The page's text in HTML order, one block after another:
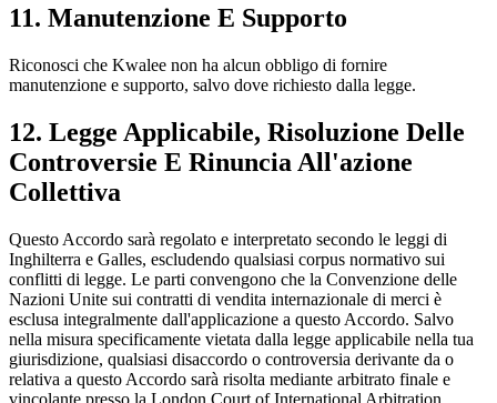
11. Manutenzione E Supporto
Riconosci che Kwalee non ha alcun obbligo di fornire
manutenzione e supporto, salvo dove richiesto dalla legge.
12. Legge Applicabile, Risoluzione Delle
Controversie E Rinuncia All'azione
Collettiva
Questo Accordo sarà regolato e interpretato secondo le leggi di
Inghilterra e Galles, escludendo qualsiasi corpus normativo sui
conflitti di legge. Le parti convengono che la Convenzione delle
Nazioni Unite sui contratti di vendita internazionale di merci è
esclusa integralmente dall'applicazione a questo Accordo. Salvo
nella misura specificamente vietata dalla legge applicabile nella tua
giurisdizione, qualsiasi disaccordo o controversia derivante da o
relativa a questo Accordo sarà risolta mediante arbitrato finale e
vincolante presso la London Court of International Arbitration